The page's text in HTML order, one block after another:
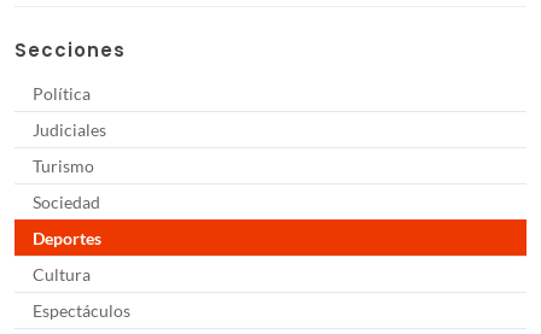
Secciones
Política
Judiciales
Turismo
Sociedad
Deportes
Cultura
Espectáculos